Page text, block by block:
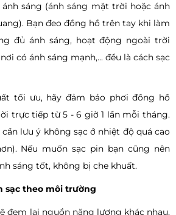
sáng (ánh sáng mặt trời hoặc ánh
Bạn đeo đồng hồ trên tay khi làm
đủ ánh sáng, hoạt động ngoài trời
có ánh sáng mạnh,... đều là cách sạc
tối ưu, hãy đảm bảo phơi đồng hồ
trực tiếp từ 5 - 6 giờ 1 lần mỗi tháng.
lưu ý không sạc ở nhiệt độ quá cao
Nếu muốn sạc pin bạn cũng nên
sáng tốt, không bị che khuất.
sạc theo môi trường
đem lại nguồn năng lượng khác nhau,